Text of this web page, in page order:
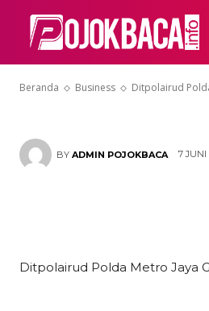
Beranda Business Ditpolairud
Warga
BY ADMIN POJOKBACA 7 JUNI
Ditpolairud Polda Metro Jaya